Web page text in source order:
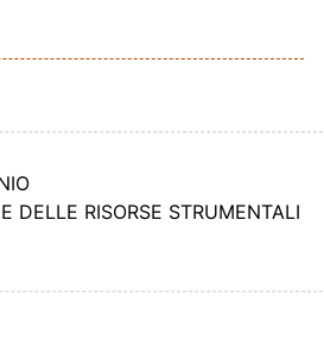
DELLE RISORSE STRUMENTALI